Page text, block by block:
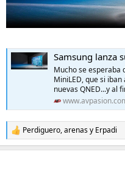
Samsung lanza sus
Mucho se esperaba
MiniLED, que si
nuevas QNED...y al
R
e
a
Perdiguero,arenasy Erpadi